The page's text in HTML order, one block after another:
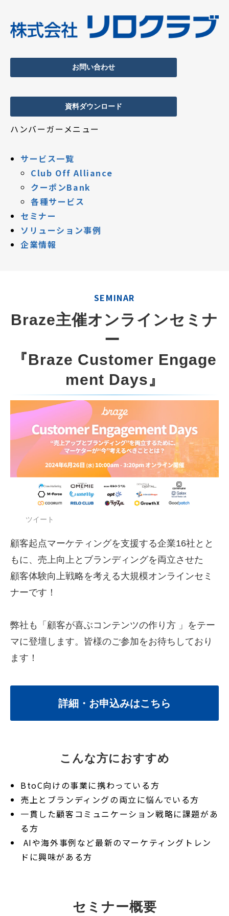
お問い合わせ
資料ダウンロード
ハンバーガーメニュー
サービス一覧
Club Off Alliance
クーポンBank
各種サービス
セミナー
ソリューション事例
企業情報
SEMINAR
Braze主催オンラインセミナ
ー
『Braze Customer Engage
ment Days』
ツイート
顧客起点マーケティングを支援する企業16社とと
もに、売上向上とブランディングを両立させた
顧客体験向上戦略を考える大規模オンラインセミ
ナーです！
弊社も「顧客が喜ぶコンテンツの作り方 」をテー
マに登壇します。皆様のご参加をお待ちしており
ます！
詳細・お申込みはこちら
こんな方におすすめ
BtoC向けの事業に携わっている方
売上とブランディングの両立に悩んでいる方
一貫した顧客コミュニケーション戦略に課題があ
る方
AIや海外事例など最新のマーケティングトレン
ドに興味がある方
セミナー概要